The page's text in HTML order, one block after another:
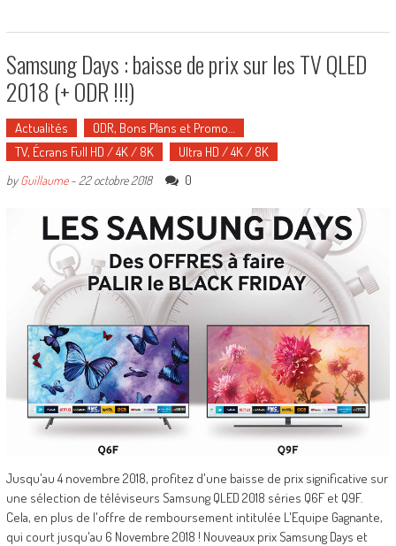
Samsung Days : baisse de prix sur les TV QLED
2018 (+ ODR !!!)
Actualités
ODR, Bons Plans et Promo…
TV, Écrans Full HD / 4K / 8K
Ultra HD / 4K / 8K
byGuillaume- 22 octobre 2018 0
Jusqu'au 4 novembre 2018, profitez d'une baisse de prix significative sur
une sélection de téléviseurs Samsung QLED 2018 séries Q6F et Q9F.
Cela, en plus de l'offre de remboursement intitulée L'Equipe Gagnante,
qui court jusqu'au 6 Novembre 2018 ! Nouveaux prix Samsung Days et